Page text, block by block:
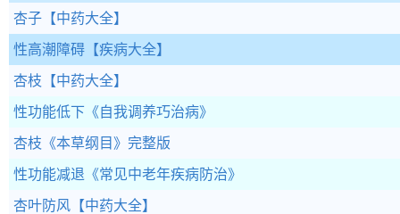
杏子 【中药大全】
性高潮障碍 【疾病大全】
杏枝 【中药大全】
性功能低下 《自我调养巧治病》
杏枝 《本草纲目》完整版
性功能减退 《常见中老年疾病防治》
杏叶防风 【中药大全】